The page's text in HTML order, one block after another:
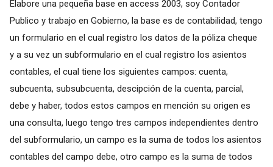
Elabore una pequeña base en access 2003, soy Contador
Publico y trabajo en Gobierno, la base es de contabilidad, tengo
un formulario en el cual registro los datos de la póliza cheque
y a su vez un subformulario en el cual registro los asientos
contables, el cual tiene los siguientes campos: cuenta,
subcuenta, subsubcuenta, descipción de la cuenta, parcial,
debe y haber, todos estos campos en mención su origen es
una consulta, luego tengo tres campos independientes dentro
del subformulario, un campo es la suma de todos los asientos
contables del campo debe, otro campo es la suma de todos